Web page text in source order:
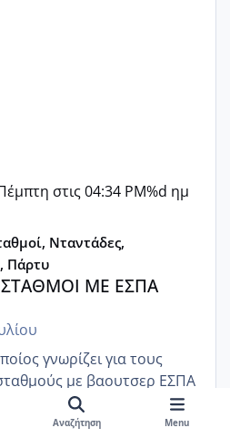
στις 04:34 PM%d ημ
Νταντάδες,
Πάρτυ
ΣΤΑΘΜΟΙ ΜΕ ΕΣΠΑ
γνωρίζει για τους
με βαουτσερ ΕΣΠΑ
Τι καλύπτει? Από όσο
ίντερνετ έχω καταλάβει
Αναζήτηση Menu